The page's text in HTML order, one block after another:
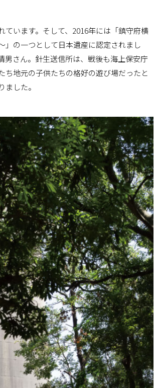
います。そして、2016年には「鎮守府横
」の一つとして日本遺産に認定されまし
さん。針生送信所は、戦後も海上保安庁
地元の子供たちの格好の遊び場だったと
した。